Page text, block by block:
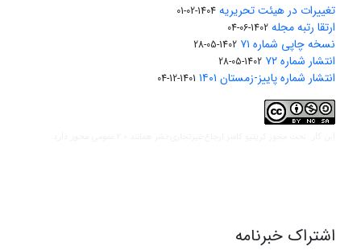
تغییرات در هیئت تحریریه 1404-02-01
ارتقا رتبه مجله 1402-06-04
نسخه چاپی شماره ۷۱ 1402-05-28
انتشار شماره ۷۲ 1402-05-28
انتشار شماره پاییز-زمستان ۱۴۰۱ 1401-12-04
اشتراک خبرنامه